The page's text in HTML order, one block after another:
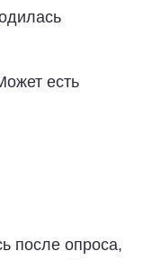
есть
после опроса,